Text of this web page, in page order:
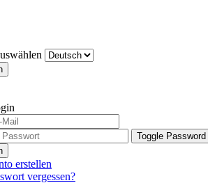
Toggle
erstellen
vergessen?